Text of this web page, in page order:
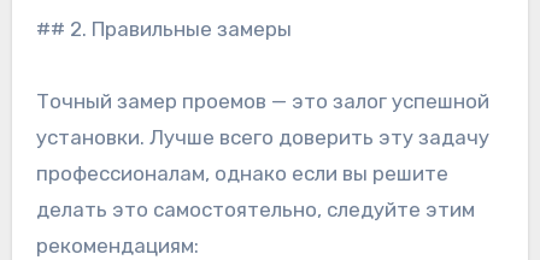
## 2. Правильные замеры
Точный замер проемов — это залог успешной
установки. Лучше всего доверить эту задачу
профессионалам, однако если вы решите
делать это самостоятельно, следуйте этим
рекомендациям: